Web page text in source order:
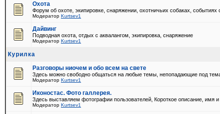
Охота
Форум об охоте, экипировке, снаряжении, охотничьих собаках, событиях
Модератор Kurtsev1
Дайвинг
Подводная охота, отдых с аквалангом, экипировка, снаряжение
Модератор Kurtsev1
Курилка
Разговоры ниочем и обо всем на свете
Здесь можно свободно общаться на любые темы, непопадающие под
Модератор Kurtsev1
Иконостас. Фото галлерея.
Здесь выставляем фотографии пользователей, Короткое описание, имя
Модератор Kurtsev1